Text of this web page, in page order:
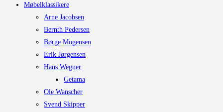
Møbelklassikere
Arne Jacobsen
Bernth Pedersen
Børge Mogensen
Erik Jørgensen
Hans Wegner
Getama
Ole Wanscher
Svend Skipper